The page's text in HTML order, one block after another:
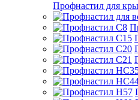
Профнастил для